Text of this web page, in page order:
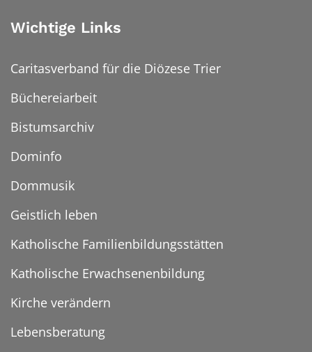
Wichtige Links
Caritasverband für die Diözese Trier
Büchereiarbeit
Bistumsarchiv
Dominfo
Dommusik
Geistlich leben
Katholische Familienbildungsstätten
Katholische Erwachsenenbildung
Kirche verändern
Lebensberatung